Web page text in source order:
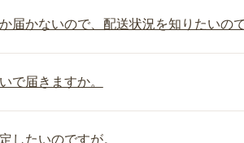
届かないので、配送状況を知りたいの
で届きますか。
したいのですが。